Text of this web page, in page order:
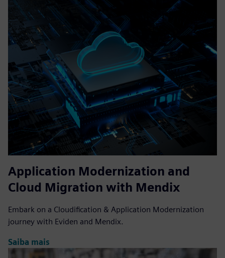
Application Modernization and
Cloud Migration with Mendix
Embark on a Cloudification & Application Modernization
journey with Eviden and Mendix.
Saiba mais